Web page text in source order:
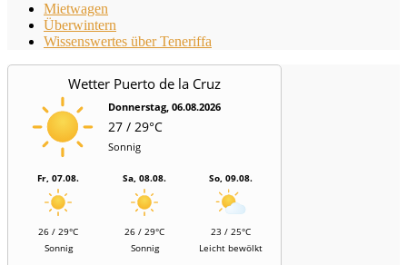
Mietwagen
Überwintern
Wissenswertes über Teneriffa
Wetter Puerto de la Cruz
Donnerstag, 06.08.2026
27 / 29°C
Sonnig
Fr, 07.08.
26 / 29°C
Sonnig
Sa, 08.08.
26 / 29°C
Sonnig
So, 09.08.
23 / 25°C
Leicht bewölkt